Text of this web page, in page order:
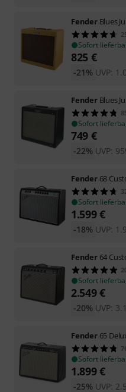
Fender Blues
Sofort
825 €
UVP:
-21%
Fender Blues
Sofort
749 €
UVP:
-22%
Fender 68
Sofort
1.599€
UVP:
-18%
Fender 64
Sofort
2.549€
UVP:
-20%
Fender 65
Sofort
1.899€
UVP:
-25%